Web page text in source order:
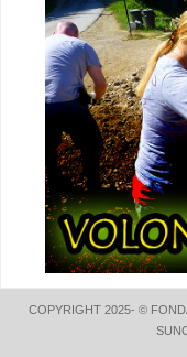
COPYRIGHT 2025- ©